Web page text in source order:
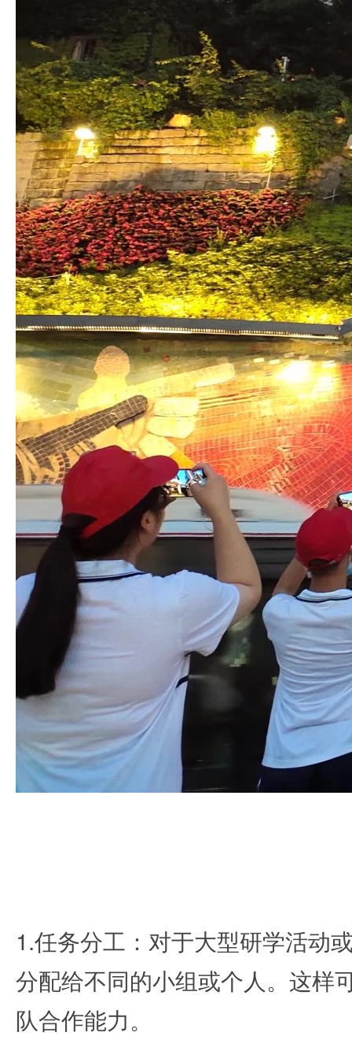
1.任务分工：对于大型研学活动
分配给不同的小组或个人。这样
队合作能力。